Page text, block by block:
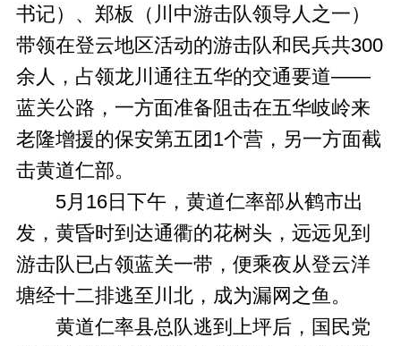
书记）、郑板（川中游击队领导人之一）
带领在登云地区活动的游击队和民兵共300
余人，占领龙川通往五华的交通要道——
蓝关公路，一方面准备阻击在五华岐岭来
老隆增援的保安第五团1个营，另一方面截
击黄道仁部。
5月16日下午，黄道仁率部从鹤市出
发，黄昏时到达通衢的花树头，远远见到
游击队已占领蓝关一带，便乘夜从登云洋
塘经十二排逃至川北，成为漏网之鱼。
黄道仁率县总队逃到上坪后，国民党